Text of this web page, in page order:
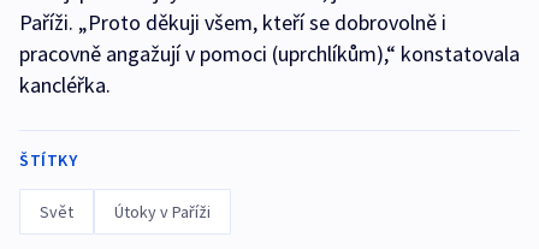
Paříži. „Proto děkuji všem, kteří se dobrovolně i
pracovně angažují v pomoci (uprchlíkům),“ konstatovala
kancléřka.
ŠTÍTKY
Svět Útoky v Paříži